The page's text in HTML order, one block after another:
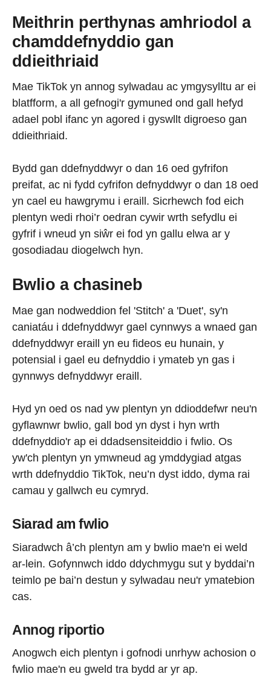
Meithrin perthynas amhriodol a
chamddefnyddio gan
ddieithriaid
Mae TikTok yn annog sylwadau ac ymgysylltu ar ei
blatfform, a all gefnogi'r gymuned ond gall hefyd
adael pobl ifanc yn agored i gyswllt digroeso gan
ddieithriaid.
Bydd gan ddefnyddwyr o dan 16 oed gyfrifon
preifat, ac ni fydd cyfrifon defnyddwyr o dan 18 oed
yn cael eu hawgrymu i eraill. Sicrhewch fod eich
plentyn wedi rhoi’r oedran cywir wrth sefydlu ei
gyfrif i wneud yn siŵr ei fod yn gallu elwa ar y
gosodiadau diogelwch hyn.
Bwlio a chasineb
Mae gan nodweddion fel 'Stitch' a 'Duet', sy'n
caniatáu i ddefnyddwyr gael cynnwys a wnaed gan
ddefnyddwyr eraill yn eu fideos eu hunain, y
potensial i gael eu defnyddio i ymateb yn gas i
gynnwys defnyddwyr eraill.
Hyd yn oed os nad yw plentyn yn ddioddefwr neu'n
gyflawnwr bwlio, gall bod yn dyst i hyn wrth
ddefnyddio'r ap ei ddadsensiteiddio i fwlio. Os
yw'ch plentyn yn ymwneud ag ymddygiad atgas
wrth ddefnyddio TikTok, neu’n dyst iddo, dyma rai
camau y gallwch eu cymryd.
Siarad am fwlio
Siaradwch â’ch plentyn am y bwlio mae'n ei weld
ar-lein. Gofynnwch iddo ddychmygu sut y byddai’n
teimlo pe bai’n destun y sylwadau neu'r ymatebion
cas.
Annog riportio
Anogwch eich plentyn i gofnodi unrhyw achosion o
fwlio mae'n eu gweld tra bydd ar yr ap.